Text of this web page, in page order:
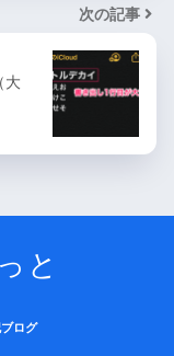
次の記事
大
と
ログ